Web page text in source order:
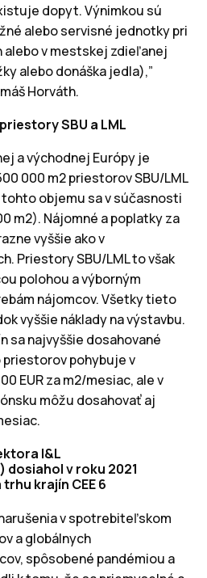
dopyt. Výnimkou sú
alebo servisné jednotky pri
alebo v mestskej zdieľanej
alebo donáška jedla),”
Horváth.
SBU a LML
a východnej Európy je
000 m2 priestorov SBU/LML
tohto objemu sa v súčasnosti
m2). Nájomné a poplatky za
vyššie ako v
Priestory SBU/LML to však
polohou a výborným
nájomcov. Všetky tieto
vyššie náklady na výstavbu.
sa najvyššie dosahované
pohybuje v
EUR za m2/mesiac, ale v
môžu dosahovať aj
I&L
v roku 2021
krajín CEE 6
v spotrebiteľskom
a globálnych
spôsobené pandémiou a